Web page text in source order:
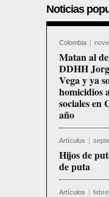
Noticias
Colombia
Matan al
DDHH
Vega y ya
homicidios
sociales en
año
Artículos
Hijos de
de puta
Artículos